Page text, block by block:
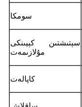
سومكا
سېتىشتىن كېيىنكى
مۇلازىمەت
كاپالەت